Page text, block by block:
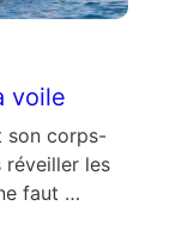
voile
son corps-
réveiller les
faut …